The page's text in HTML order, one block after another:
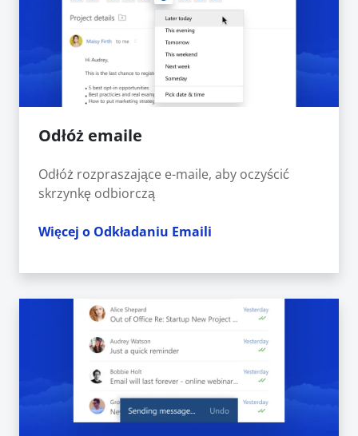
Odłóż emaile
Odłóż rozpraszające e-maile, aby oczyścić
skrzynkę odbiorczą
Więcej o Odkładaniu Emaili